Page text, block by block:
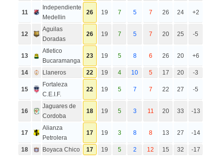
11
Independiente
Medellin
26 19 7 5 7 26 24 +2
12
Aguilas
Doradas
26 19 7 5 7 20 25 -5
13
Atletico
Bucaramanga
23 19 5 8 6 26 20 +6
14 Llaneros 22 19 4 10 5 17 20 -3
15
Fortaleza
C.E.I.F.
22 19 5 7 7 22 27 -5
16
Jaguares de
Cordoba
18 19 5 3 11 20 33 -13
17
Alianza
Petrolera
17 19 3 8 8 13 27 -14
18 Boyaca Chico 17 19 5 2 12 15 32
-17